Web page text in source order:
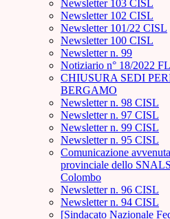
Newsletter 103 CISL
Newsletter 102 CISL
Newsletter 101/22 CISL
Newsletter 100 CISL
Newsletter n. 99
Notiziario n° 18/2022
CHIUSURA SEDI
BERGAMO
Newsletter n. 98 CISL
Newsletter n. 97 CISL
Newsletter n. 99 CISL
Newsletter n. 95 CISL
Comunicazione
provinciale dello
Colombo
Newsletter n. 96 CISL
Newsletter n. 94 CISL
[Sindacato Nazionale